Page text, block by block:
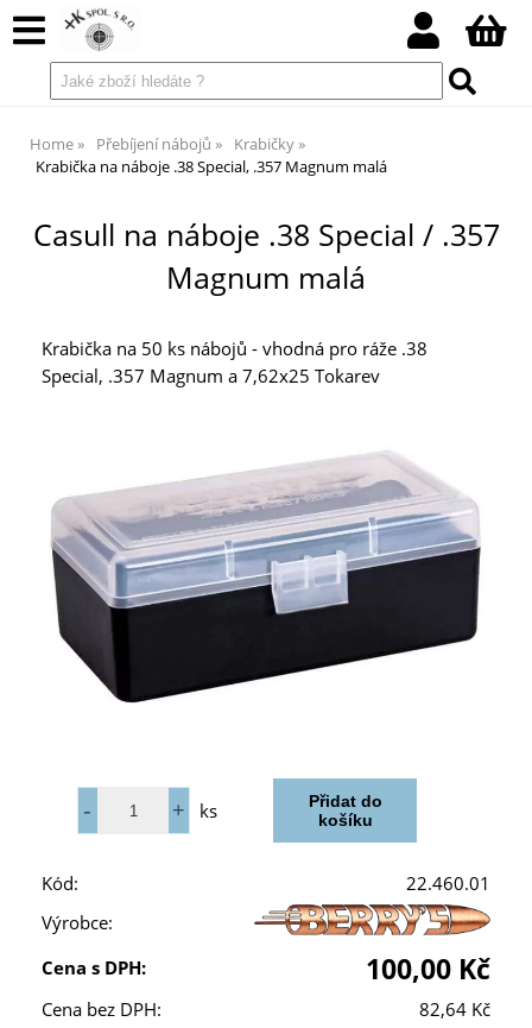
Home Přebíjení nábojů
Krabičky
Krabička na náboje .38 Special, .357 Magnum malá
Casull na náboje .38 Special / .357
Magnum malá
Krabička na 50 ks nábojů - vhodná pro ráže .38
Special, .357 Magnum a 7,62x25 Tokarev
ks
Kód:
22.460.01
Výrobce:
Cena s DPH:
100,00 Kč
Cena bez DPH:
82,64 Kč